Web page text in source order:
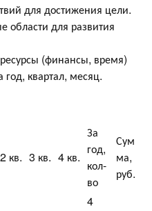
для достижения цели.
области для развития
(финансы, время)
год, квартал, месяц.
2 кв. 3 кв. 4 кв.
За
год,
кол-
во
Сум
ма,
руб.
4